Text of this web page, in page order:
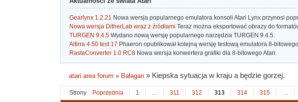
Gearlynx 1.2.21 Nowa wersja popularnego emulatora konsoli Atari Lynx przynosi
Nowa wersja DitherLab wraz z źródłami Teraz można eksportować obrazy do
TURGEN 9.4.5 Wydano nową wersję popularnego narzędzia TURGEN 9.4.5.
Altirra 4.50 test 17 Phaeron opublikował kolejną wersję testową emulatora 8-
RastaConverter 1.0 RC8 Nowa wersja konwertera grafiki dla 8-bitowego Atari.
atari.area forum » Bałagan » Kiepska sytuacja w kraju a będzie gorzej.
Strony Poprzednia 1 … 311 312 313 314 315 …